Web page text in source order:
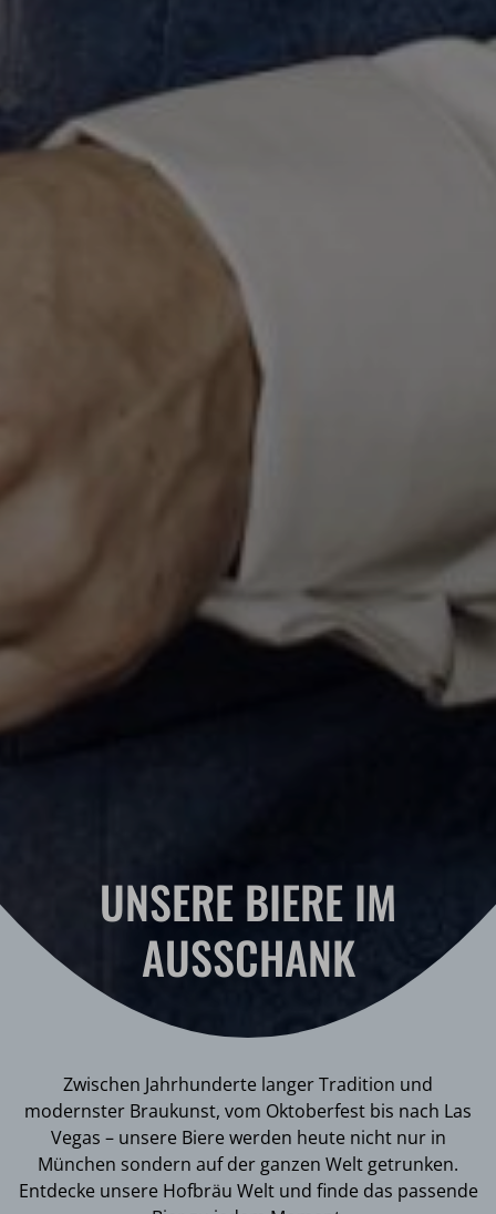
UNSERE BIERE IM
AUSSCHANK
Zwischen Jahrhunderte langer Tradition und
modernster Braukunst, vom Oktoberfest bis nach Las
Vegas – unsere Biere werden heute nicht nur in
München sondern auf der ganzen Welt getrunken.
Entdecke unsere Hofbräu Welt und finde das passende